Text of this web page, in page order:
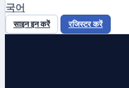
국어
साइन इन करें रजिस्टर करें